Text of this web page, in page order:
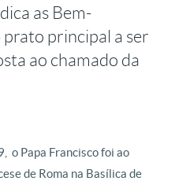
as Bem-
principal a ser
ao chamado da
o Papa Francisco foi ao
de Roma na Basílica de